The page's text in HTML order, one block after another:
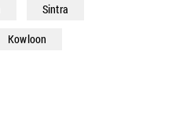
Sintra
Kowloon